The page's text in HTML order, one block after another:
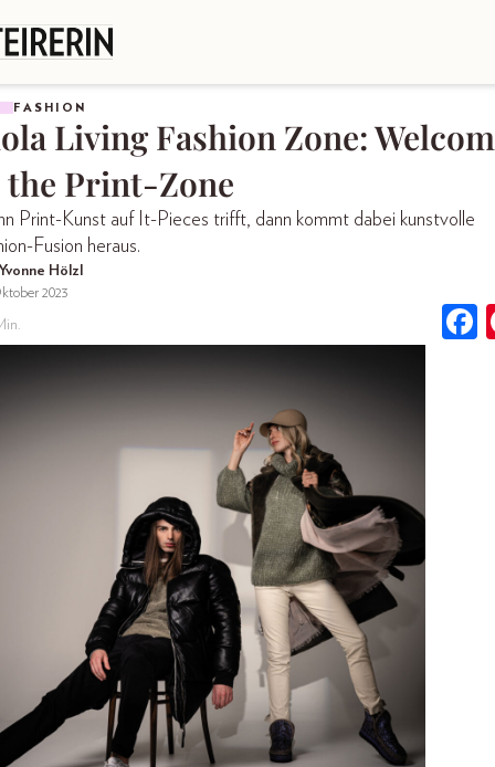
FASHION
Living Fashion Zone:
Print-Zone
Print-Kunst auf It-Pieces trifft, dann kommt dabei kunstvolle
Fusion heraus.
Hölzl
2023